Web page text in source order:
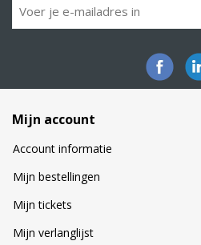
Mijn account
Account informatie
Mijn bestellingen
Mijn tickets
Mijn verlanglijst